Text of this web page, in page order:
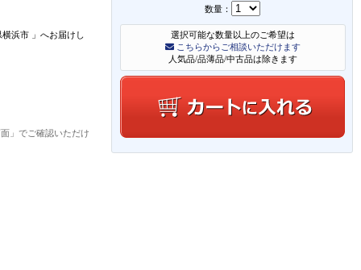
数量：
選択可能な数量以上のご希望は
こちらからご相談いただけます
人気品/品薄品/中古品は除きます
横浜市 」 へお届けし
」でご確認いただけ